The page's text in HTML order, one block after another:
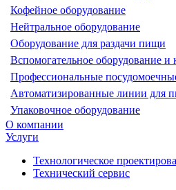
Кофейное оборудование
Нейтральное оборудование
Оборудование для раздачи пищи
Вспомогательное оборудование
Профессиональные
Автоматизированные линии для
Упаковочное оборудование
О компании
Услуги
Технологическое
Технический сервис